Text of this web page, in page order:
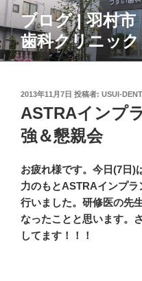
コ
ン
テ
ン
ブログ | 羽村市
歯科クリニック
投
稿
日:
2013年11月7日 投稿者: USUI-
ASTRAインプ
強＆懇親会
お疲れ様です。今日(7日)
力のもとASTRAインプ
行いました。研修医の先
なったことと思います。
してます！！！